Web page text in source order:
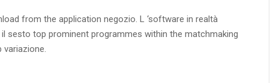
from the application negozio. L ‘software in realtà
sesto top prominent programmes within the matchmaking
variazione.